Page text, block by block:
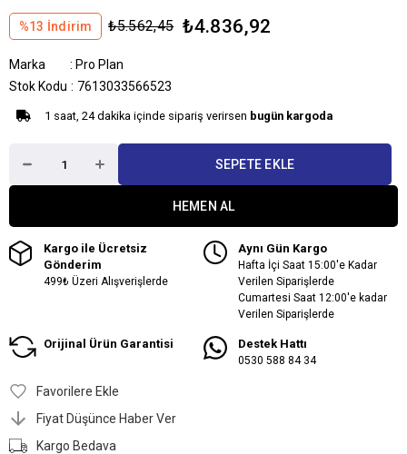
%13 İndirim ₺5.562,45 ₺4.836,92
Marka : Pro Plan
Stok Kodu
7613033566523
1 saat, 24 dakika içinde sipariş verirsen bugün kargoda
Kargo ile Ücretsiz
Gönderim
499₺ Üzeri Alışverişlerde
Aynı Gün Kargo
Hafta İçi Saat 15:00'e Kadar
Verilen Siparişlerde
Cumartesi Saat 12:00'e kadar
Verilen Siparişlerde
Orijinal Ürün Garantisi Destek Hattı
0530 588 84 34
Favorilere Ekle
Fiyat Düşünce Haber Ver
Kargo Bedava